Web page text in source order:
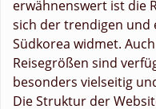
erwähnenswert ist die
sich der trendigen und
Südkorea widmet.
Reisegrößen sind
besonders vielseitig
Die Struktur der